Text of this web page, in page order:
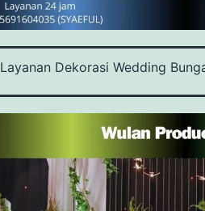
Layanan Dekorasi Wedding